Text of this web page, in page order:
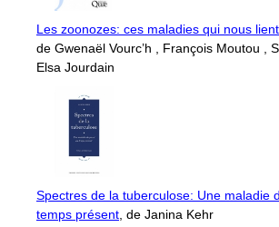
Les zoonozes: ces maladies qui nous
de Gwenaël Vourc’h , François Moutou ,
Elsa Jourdain
Spectres de la tuberculose: Une maladie
temps présent , de Janina Kehr